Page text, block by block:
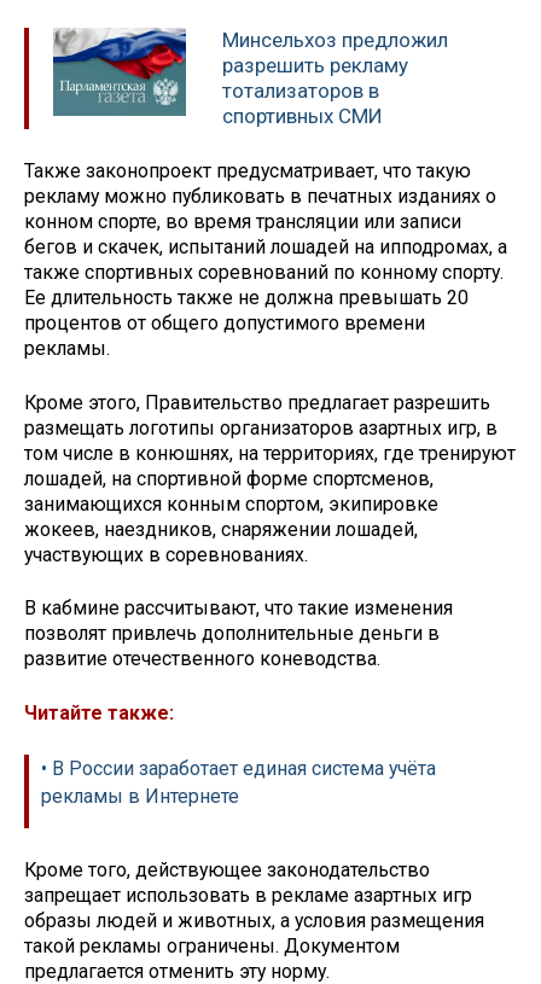
Минсельхоз предложил
разрешить рекламу
тотализаторов в
спортивных СМИ
Также законопроект предусматривает, что такую
рекламу можно публиковать в печатных изданиях о
конном спорте, во время трансляции или записи
бегов и скачек, испытаний лошадей на ипподромах, а
также спортивных соревнований по конному спорту.
Ее длительность также не должна превышать 20
процентов от общего допустимого времени
рекламы.
Кроме этого, Правительство предлагает разрешить
размещать логотипы организаторов азартных игр, в
том числе в конюшнях, на территориях, где тренируют
лошадей, на спортивной форме спортсменов,
занимающихся конным спортом, экипировке
жокеев, наездников, снаряжении лошадей,
участвующих в соревнованиях.
В кабмине рассчитывают, что такие изменения
позволят привлечь дополнительные деньги в
развитие отечественного коневодства.
Читайте также:
• В России заработает единая система учёта
рекламы в Интернете
Кроме того, действующее законодательство
запрещает использовать в рекламе азартных игр
образы людей и животных, а условия размещения
такой рекламы ограничены. Документом
предлагается отменить эту норму.